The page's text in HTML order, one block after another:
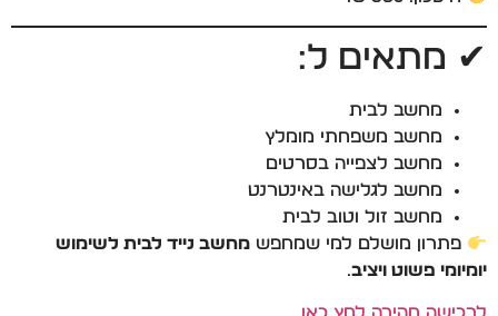
✔ מתאים ל:
מחשב לבית
מחשב משפחתי מומלץ
מחשב לצפייה בסרטים
מחשב לגלישה באינטרנט
מחשב זול וטוב לבית
פתרון מושלם למי שמחפשמחשב נייד לבית לשימוש
יומיומי פשוט ויציב.